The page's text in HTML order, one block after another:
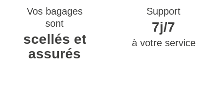
Vos bagages
sont
scellés et
assurés
Support
7j/7
à votre service